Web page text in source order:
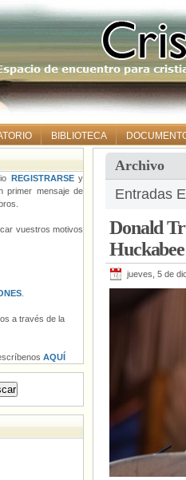
BIBLIOTECA
Archivo
Entradas
Donald
jueves, 5 de
REGISTRARSEy
primer mensaje de
vuestros motivos
a través de la
AQUÍ